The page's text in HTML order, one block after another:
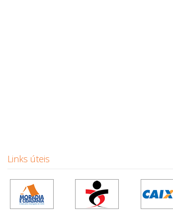
Links úteis